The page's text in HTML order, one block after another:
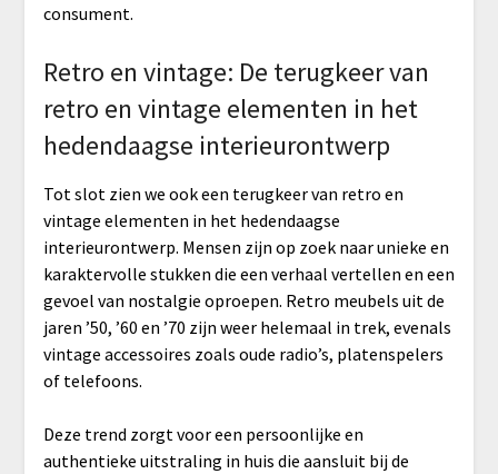
consument.
Retro en vintage: De terugkeer van
retro en vintage elementen in het
hedendaagse interieurontwerp
Tot slot zien we ook een terugkeer van retro en
vintage elementen in het hedendaagse
interieurontwerp. Mensen zijn op zoek naar unieke en
karaktervolle stukken die een verhaal vertellen en een
gevoel van nostalgie oproepen. Retro meubels uit de
jaren ’50, ’60 en ’70 zijn weer helemaal in trek, evenals
vintage accessoires zoals oude radio’s, platenspelers
of telefoons.
Deze trend zorgt voor een persoonlijke en
authentieke uitstraling in huis die aansluit bij de